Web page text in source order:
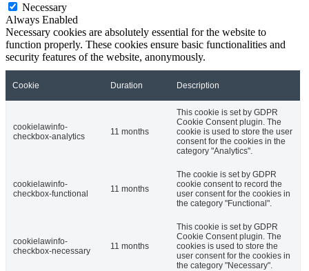
Necessary
Always Enabled
Necessary cookies are absolutely essential for the website to
function properly. These cookies ensure basic functionalities and
security features of the website, anonymously.
Cookie Duration Description
cookielawinfo-
checkbox-analytics
11 months
This cookie is set by GDPR
Cookie Consent plugin. The
cookie is used to store the user
consent for the cookies in the
category "Analytics".
cookielawinfo-
checkbox-functional
11 months
The cookie is set by GDPR
cookie consent to record the
user consent for the cookies in
the category "Functional".
cookielawinfo-
checkbox-necessary
11 months
This cookie is set by GDPR
Cookie Consent plugin. The
cookies is used to store the
user consent for the cookies in
the category "Necessary".